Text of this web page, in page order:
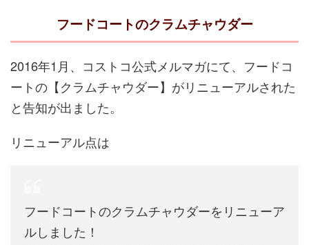
フードコートのクラムチャウダー
2016年1月、コストコ公式メルマガにて、フードコ
ートの【クラムチャウダー】がリニューアルされた
と告知が出ました。
リニューアル点は
フードコートのクラムチャウダーをリニューア
ルしました！